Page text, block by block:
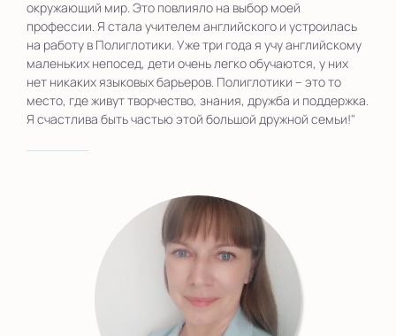
окружающий мир. Это повлияло на выбор моей
профессии. Я стала учителем английского и устроилась
на работу в Полиглотики. Уже три года я учу английскому
маленьких непосед, дети очень легко обучаются, у них
нет никаких языковых барьеров. Полиглотики – это то
место, где живут творчество, знания, дружба и поддержка.
Я счастлива быть частью этой большой дружной семьи!"